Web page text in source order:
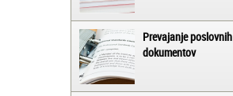
Prevajanje poslovnih
dokumentov